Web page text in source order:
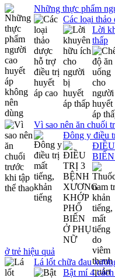
Những thực phẩm
Các loại thảo
Lời
thấp
Vì sao nên ăn chuối
Đông y điều
ĐIỀU
ở trẻ hiệu quả
Lá lốt chữa đau
Bật mí 4